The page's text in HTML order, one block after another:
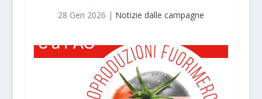
28 Gen 2026 | Notizie dalle campagne